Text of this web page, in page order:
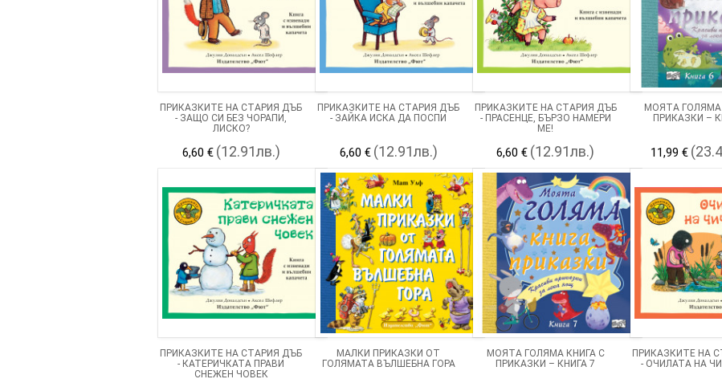
ПРИКАЗКИТЕ НА СТАРИЯ ДЪБ
- ЗАЩО СИ БЕЗ ЧОРАПИ,
ЛИСКО?
6,60 € (12.91лв.)
ПРИКАЗКИТЕ НА СТАРИЯ ДЪБ
- ЗАЙКА ИСКА ДА ПОСПИ
6,60 € (12.91лв.)
ПРИКАЗКИТЕ НА СТАРИЯ ДЪБ
- ПРАСЕНЦЕ, БЪРЗО НАМЕРИ
МЕ!
6,60 € (12.91лв.)
МОЯТА ГОЛЯМА
ПРИКАЗКИ –
11,99 €
ПРИКАЗКИТЕ НА СТАРИЯ ДЪБ
- КАТЕРИЧКАТА ПРАВИ
СНЕЖЕН ЧОВЕК
МАЛКИ ПРИКАЗКИ ОТ
ГОЛЯМАТА ВЪЛШЕБНА ГОРА
МОЯТА ГОЛЯМА КНИГА С
ПРИКАЗКИ – КНИГА 7
ПРИКАЗКИТЕ НА
- ОЧИЛАТА НА